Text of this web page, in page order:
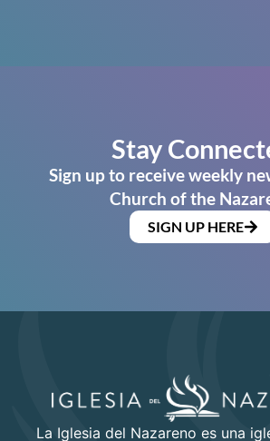
Stay
Sign up to receive weekly
Church of the
SIGN UP HERE
La Iglesia del Nazareno es una